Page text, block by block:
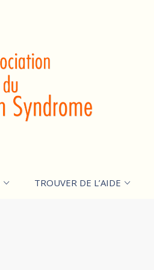
TROUVER DE L’AIDE